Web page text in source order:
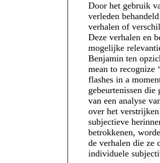
Door het gebruik
verleden
verhalen of
Deze verhalen en
mogelijke
Benjamin ten
mean to recognize
flashes in a
gebeurtenissen
van een analyse
over het
subjectieve
betrokkenen,
de verhalen die ze
individuele